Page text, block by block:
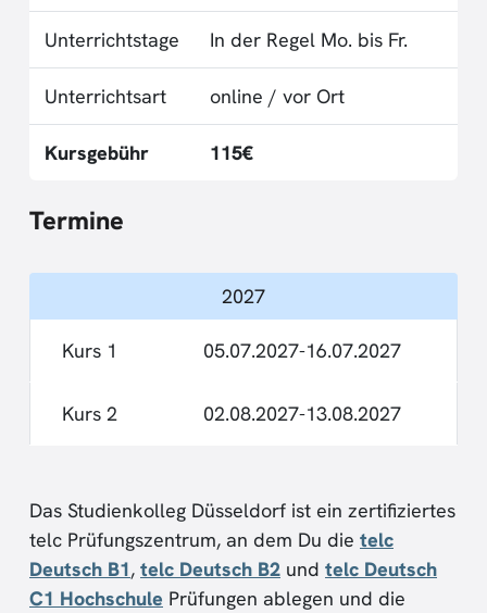
Termine
2027
Kurs 1 05.07.2027-16.07.2027
Kurs 2 02.08.2027-13.08.2027
Das Studienkolleg Düsseldorf ist ein zertifiziertes
telc Prüfungszentrum, an dem Du die telc
Deutsch B1, telc Deutsch B2 und telc Deutsch
C1 Hochschule Prüfungen ablegen und die
Unterrichtstage In der Regel Mo. bis Fr.
Unterrichtsart online / vor Ort
Kursgebühr 115€